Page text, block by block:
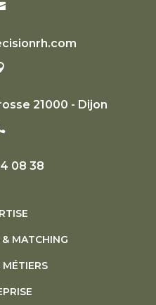
21000 - Dijon
08 38
MATCHING
MÉTIERS